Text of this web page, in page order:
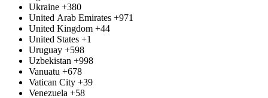
Ukraine +380
United Arab Emirates +971
United Kingdom +44
United States +1
Uruguay +598
Uzbekistan +998
Vanuatu +678
Vatican City +39
Venezuela +58